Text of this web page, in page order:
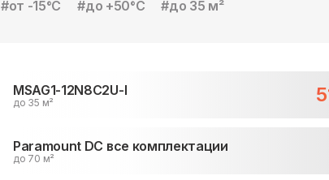
#от -15°С #до +50°С #до 35 м²
MSAG1-12N8C2U-I
до 35 м²
Paramount DC все комплектации
до 70 м²